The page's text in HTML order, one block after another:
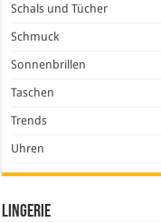
Schals und Tücher
Schmuck
Sonnenbrillen
Taschen
Trends
Uhren
Lingerie